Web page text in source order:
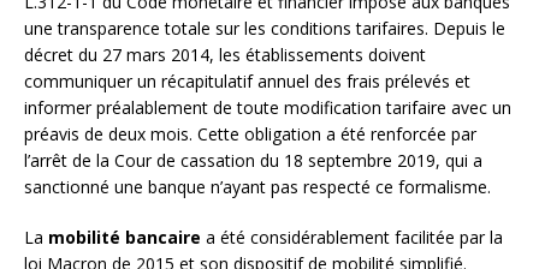
une transparence totale sur les conditions tarifaires. Depuis le
décret du 27 mars 2014, les établissements doivent
communiquer un récapitulatif annuel des frais prélevés et
informer préalablement de toute modification tarifaire avec un
préavis de deux mois. Cette obligation a été renforcée par
l’arrêt de la Cour de cassation du 18 septembre 2019, qui a
sanctionné une banque n’ayant pas respecté ce formalisme.
La mobilité bancaire a été considérablement facilitée par la
loi Macron de 2015 et son dispositif de mobilité simplifié.